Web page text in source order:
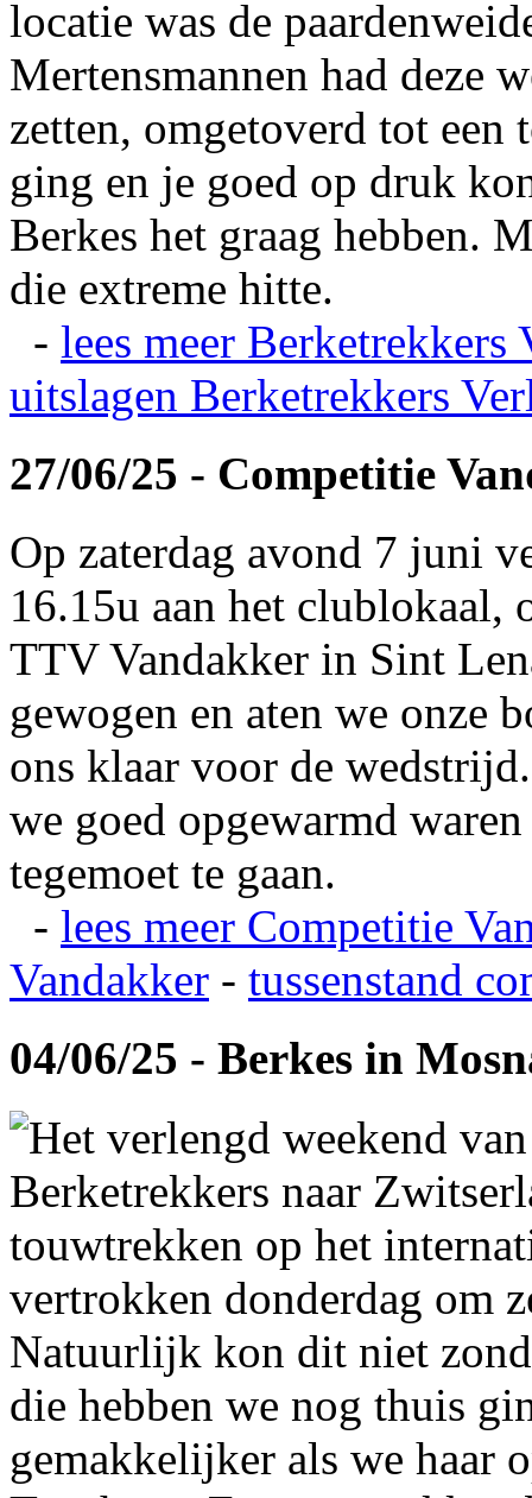
locatie was de
Mertensmannen had deze
zetten, omgetoverd tot
ging en je goed op druk
Berkes het graag hebben.
die extreme hitte.
- lees meer Berketrekkers
uitslagen Berketrekkers
27/06/25 - Competitie
Op zaterdag avond 7 juni
16.15u aan het clublokaal,
TTV Vandakker in Sint
gewogen en aten we onze
ons klaar voor de
we goed opgewarmd
tegemoet te gaan.
- lees meer Competitie
Vandakker - tussenstand
04/06/25 - Berkes in
Het verlengd weekend
Berketrekkers naar
touwtrekken op het
vertrokken donderdag om
Natuurlijk kon dit niet
die hebben we nog thuis
gemakkelijker als we haar